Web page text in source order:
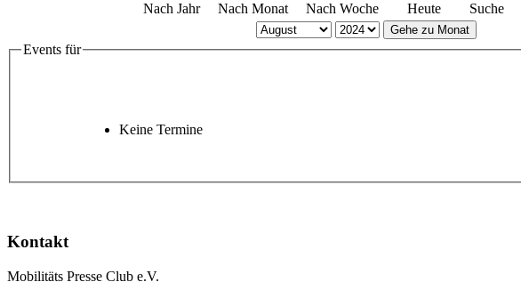
Nach Jahr Nach Monat Nach Woche Heute Suche
Gehe zu Monat
Events für
Keine Termine
Kontakt
Mobilitäts Presse Club e.V.